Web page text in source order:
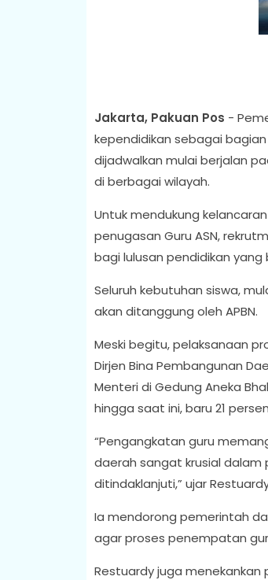
Jakarta, Pakuan Pos -
kependidikan sebagai
dijadwalkan mulai berjalan
di berbagai wilayah.
Untuk mendukung
penugasan Guru ASN,
bagi lulusan pendidikan yang
Seluruh kebutuhan siswa,
akan ditanggung oleh APBN.
Meski begitu, pelaksanaan
Dirjen Bina Pembangunan
Menteri di Gedung Aneka
hingga saat ini, baru 21
“Pengangkatan guru
daerah sangat krusial dalam
ditindaklanjuti,” ujar
Ia mendorong pemerintah
agar proses penempatan
Restuardy juga